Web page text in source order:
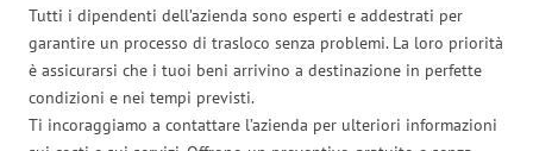
Tutti i dipendenti dell’azienda sono esperti e addestrati per
garantire un processo di trasloco senza problemi. La loro priorità
è assicurarsi che i tuoi beni arrivino a destinazione in perfette
condizioni e nei tempi previsti.
Ti incoraggiamo a contattare l’azienda per ulteriori informazioni